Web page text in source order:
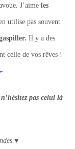
J’aime les
utilise pas souvent
Il y a des
celle de vos rêves !
pas celui là
♥